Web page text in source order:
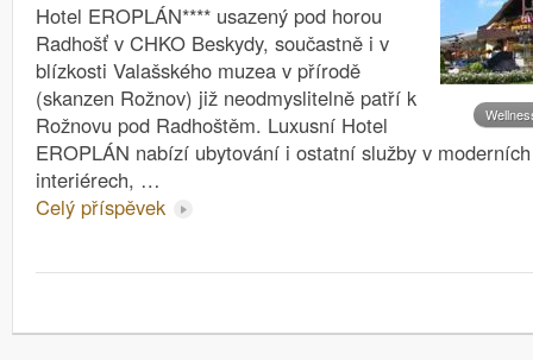
Hotel EROPLÁN**** usazený pod horou
Radhošť v CHKO Beskydy, součastně i v
blízkosti Valašského muzea v přírodě
(skanzen Rožnov) již neodmyslitelně patří k
Rožnovu pod Radhoštěm. Luxusní Hotel
EROPLÁN nabízí ubytování i ostatní služby v
interiérech, …
Celý příspěvek